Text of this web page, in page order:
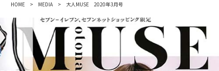
HOME > MEDIA > 大人MUSE 2020年3月号